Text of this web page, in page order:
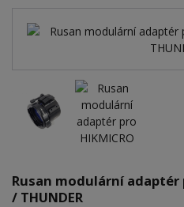
Rusan modulární adaptér
/ THUNDER